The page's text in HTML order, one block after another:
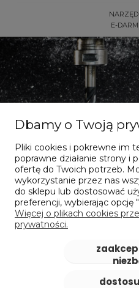
E-
Dla
Nasze
Dbamy o Twoją
Pliki cookies i pokrewne im
poprawne działanie strony i
ofertę do Twoich potrzeb.
wykorzystanie przez nas
do sklepu lub dostosować
preferencji, wybierając opcję
Więcej o plikach cookies
prywatności.